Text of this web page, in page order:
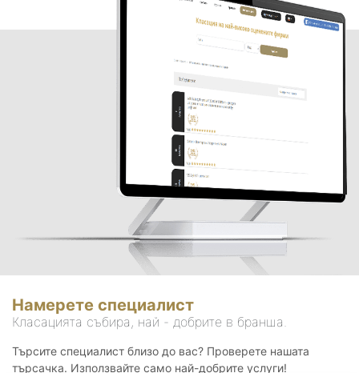
Намерете специалист
Класацията събира, най - добрите в бранша.
Търсите специалист близо до вас? Проверете нашата
търсачка. Използвайте само най-добрите услуги!